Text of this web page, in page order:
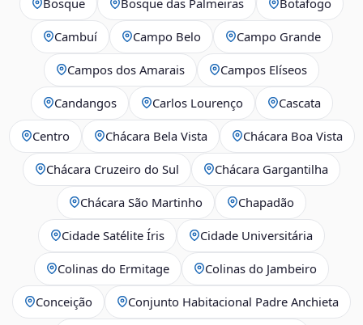
Cambuí Campo Belo Campo Grande
Campos dos Amarais Campos Elíseos
Candangos Carlos Lourenço Cascata
Centro Chácara Bela Vista Chácara Boa Vista
Chácara Cruzeiro do Sul Chácara Gargantilha
Chácara São Martinho Chapadão
Cidade Satélite Íris Cidade Universitária
Colinas do Ermitage Colinas do Jambeiro
Conceição Conjunto Habitacional Padre Anchieta